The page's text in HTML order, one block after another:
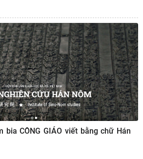
bia CÔNG GIÁO viết bằng chữ Hán